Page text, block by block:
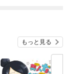
もっと見る